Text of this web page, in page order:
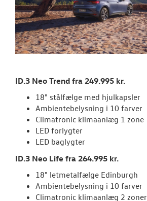
ID.3 Neo Trend fra 249.995 kr.
18" stålfælge med hjulkapsler
Ambientebelysning i 10 farver
Climatronic klimaanlæg 1 zone
LED forlygter
LED baglygter
ID.3 Neo Life fra 264.995 kr.
18" letmetalfælge Edinburgh
Ambientebelysning i 10 farver
Climatronic klimaanlæg 2 zoner